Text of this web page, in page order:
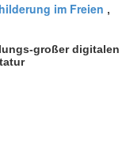
im Freien ,
großer digitalen